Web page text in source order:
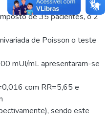
de 35 pacientes, o 2
de Poisson o teste
mUI/mL apresentaram-se
com RR=5,65 e
sendo este